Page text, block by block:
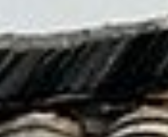
識 — 原來自己也有不曾見到的
另一面！
您安排最美好的假期
線上洽詢